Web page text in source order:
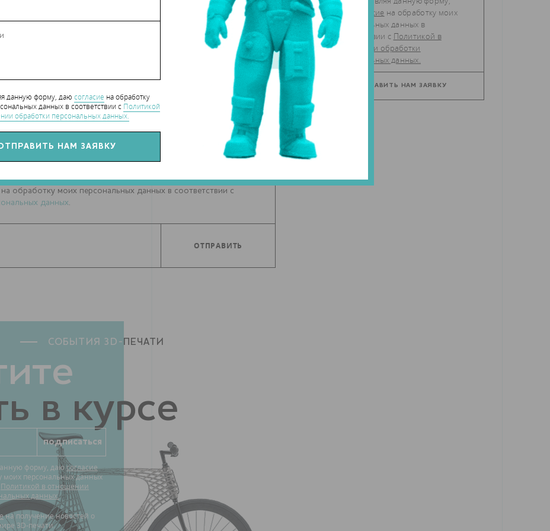
данную форму, даю согласие на обработку
данных в соответствии с Политикой
обработки персональных данных.
К СТАТЬЕ
на обработку моих персональных данных в соответствии с
данных.
в курсе
СОБЫТИЯ 3D- ПЕЧАТИ
форму, даюсогласие
моих персональных данных
Политикой в отношении
данных.
на получение новостей о
3D-печати.
даю
согласие
персональных данных в
соответствии с Политикой в
отношении обработки
персональных данных.